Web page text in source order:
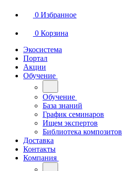
0 Избранное
0 Корзина
Экосистема
Портал
Акции
Обучение
Обучение
База знаний
График семинаров
Ищем экспертов
Библиотека композитов
Доставка
Контакты
Компания